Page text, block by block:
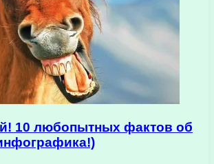
10 любопытных фактов об